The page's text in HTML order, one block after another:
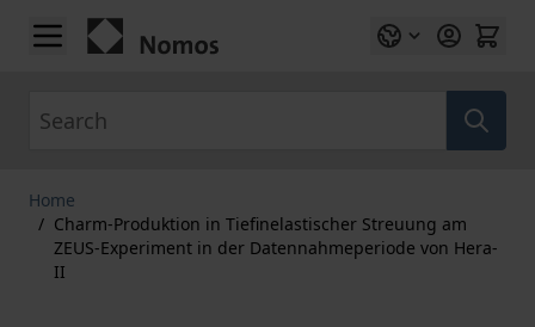
Skip to Content
Home
/ Charm-Produktion in Tiefinelastischer Streuung am
ZEUS-Experiment in der Datennahmeperiode von Hera-
II